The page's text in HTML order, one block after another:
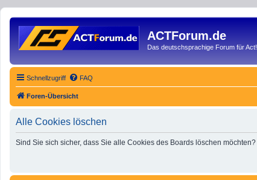
ACTForum.de
Das deutschsprachige Forum für Act!
Schnellzugriff FAQ
Foren-Übersicht
Alle Cookies löschen
Sind Sie sich sicher, dass Sie alle Cookies des Boards löschen möchten?